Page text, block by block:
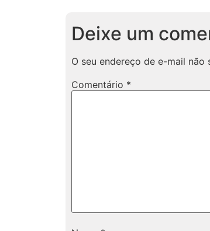
Deixe um
O seu endereço de e-mail não
Comentário *